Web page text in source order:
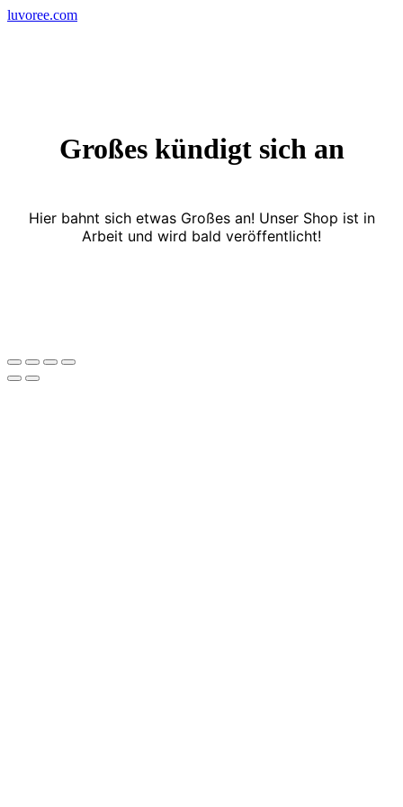
Skip
luvoree.com
Großes kündigt sich an
Hier bahnt sich etwas Großes an! Unser Shop ist in
Arbeit und wird bald veröffentlicht!